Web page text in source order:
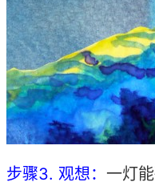
步骤3. 观想： 一灯